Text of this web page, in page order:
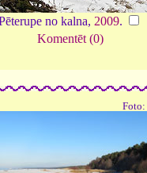
no kalna, 2009.
Komentēt (0)
Foto: